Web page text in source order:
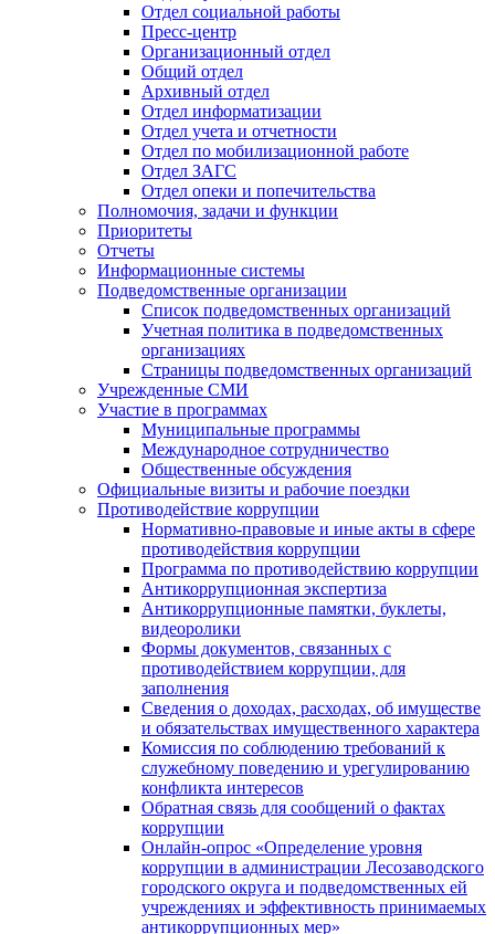
Отдел социальной работы
Пресс-центр
Организационный отдел
Общий отдел
Архивный отдел
Отдел информатизации
Отдел учета и отчетности
Отдел по мобилизационной работе
Отдел ЗАГС
Отдел опеки и попечительства
Полномочия, задачи и функции
Приоритеты
Отчеты
Информационные системы
Подведомственные организации
Список подведомственных организаций
Учетная политика в подведомственных
организациях
Страницы подведомственных организаций
Учрежденные СМИ
Участие в программах
Муниципальные программы
Международное сотрудничество
Общественные обсуждения
Официальные визиты и рабочие поездки
Противодействие коррупции
Нормативно-правовые и иные акты в сфере
противодействия коррупции
Программа по противодействию коррупции
Антикоррупционная экспертиза
Антикоррупционные памятки, буклеты,
видеоролики
Формы документов, связанных с
противодействием коррупции, для
заполнения
Сведения о доходах, расходах, об имуществе
и обязательствах имущественного характера
Комиссия по соблюдению требований к
служебному поведению и урегулированию
конфликта интересов
Обратная связь для сообщений о фактах
коррупции
Онлайн-опрос «Определение уровня
коррупции в администрации Лесозаводского
городского округа и подведомственных ей
учреждениях и эффективность принимаемых
антикоррупционных мер»